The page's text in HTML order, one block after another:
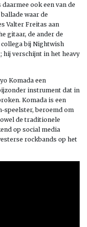
ook een van de
waar de
Valter Freitas aan
gitaar, de ander de
bij Nightwish
hij verschijnt in het heavy
Komada een
instrument dat in
Komada is een
speelster, beroemd om
de traditionele
op social media
rockbands op het